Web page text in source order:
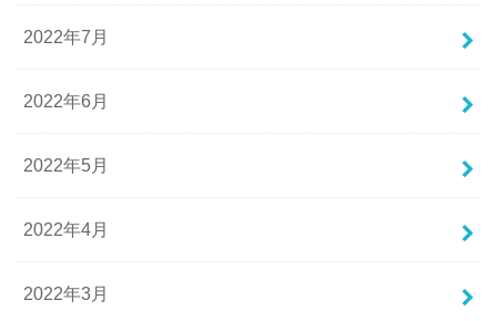
2022年7月
2022年6月
2022年5月
2022年4月
2022年3月